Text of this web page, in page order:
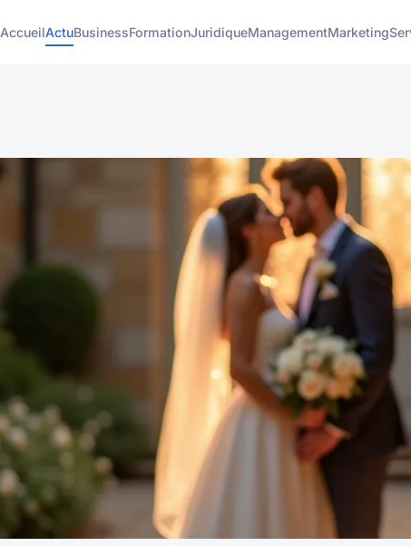
AccueilActuBusinessFormationJuridiqueManagementMarketing